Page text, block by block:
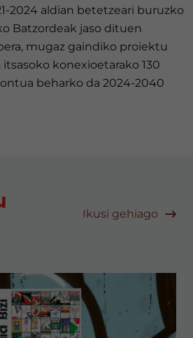
2024 aldian betetzeari buruzko
Batzordeak jaso dituen
mugaz gaindiko proiektu
konexioetarako 130
beharko da 2024-2040
Ikusi gehiago